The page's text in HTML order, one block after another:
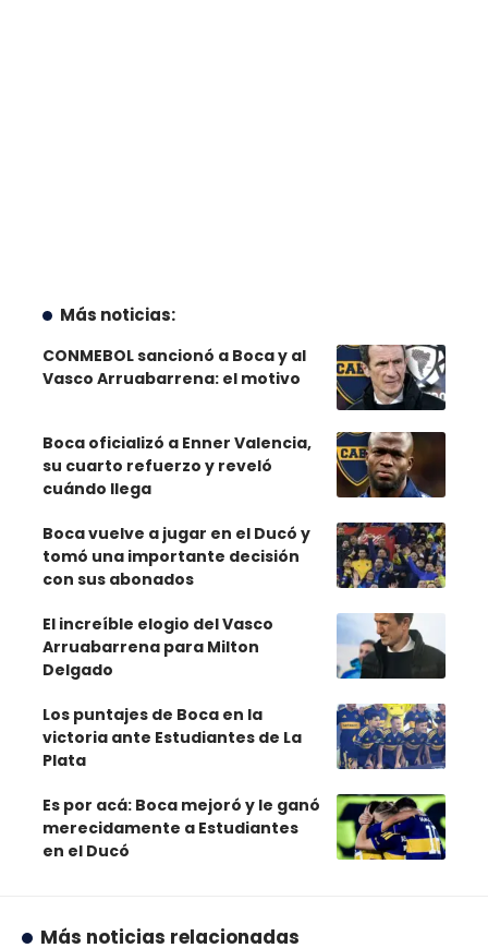
Más noticias:
CONMEBOL sancionó a Boca y al
Vasco Arruabarrena: el motivo
Boca oficializó a Enner Valencia,
su cuarto refuerzo y reveló
cuándo llega
Boca vuelve a jugar en el Ducó y
tomó una importante decisión
con sus abonados
El increíble elogio del Vasco
Arruabarrena para Milton
Delgado
Los puntajes de Boca en la
victoria ante Estudiantes de La
Plata
Es por acá: Boca mejoró y le ganó
merecidamente a Estudiantes
en el Ducó
Más noticias relacionadas